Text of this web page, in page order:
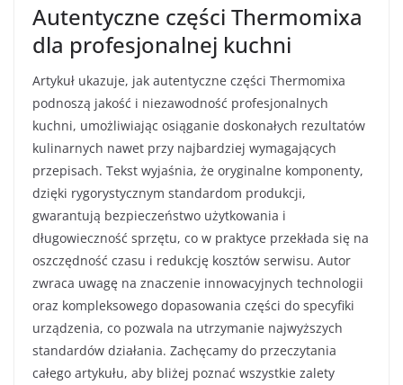
Autentyczne części Thermomixa
dla profesjonalnej kuchni
Artykuł ukazuje, jak autentyczne części Thermomixa
podnoszą jakość i niezawodność profesjonalnych
kuchni, umożliwiając osiąganie doskonałych rezultatów
kulinarnych nawet przy najbardziej wymagających
przepisach. Tekst wyjaśnia, że oryginalne komponenty,
dzięki rygorystycznym standardom produkcji,
gwarantują bezpieczeństwo użytkowania i
długowieczność sprzętu, co w praktyce przekłada się na
oszczędność czasu i redukcję kosztów serwisu. Autor
zwraca uwagę na znaczenie innowacyjnych technologii
oraz kompleksowego dopasowania części do specyfiki
urządzenia, co pozwala na utrzymanie najwyższych
standardów działania. Zachęcamy do przeczytania
całego artykułu, aby bliżej poznać wszystkie zalety